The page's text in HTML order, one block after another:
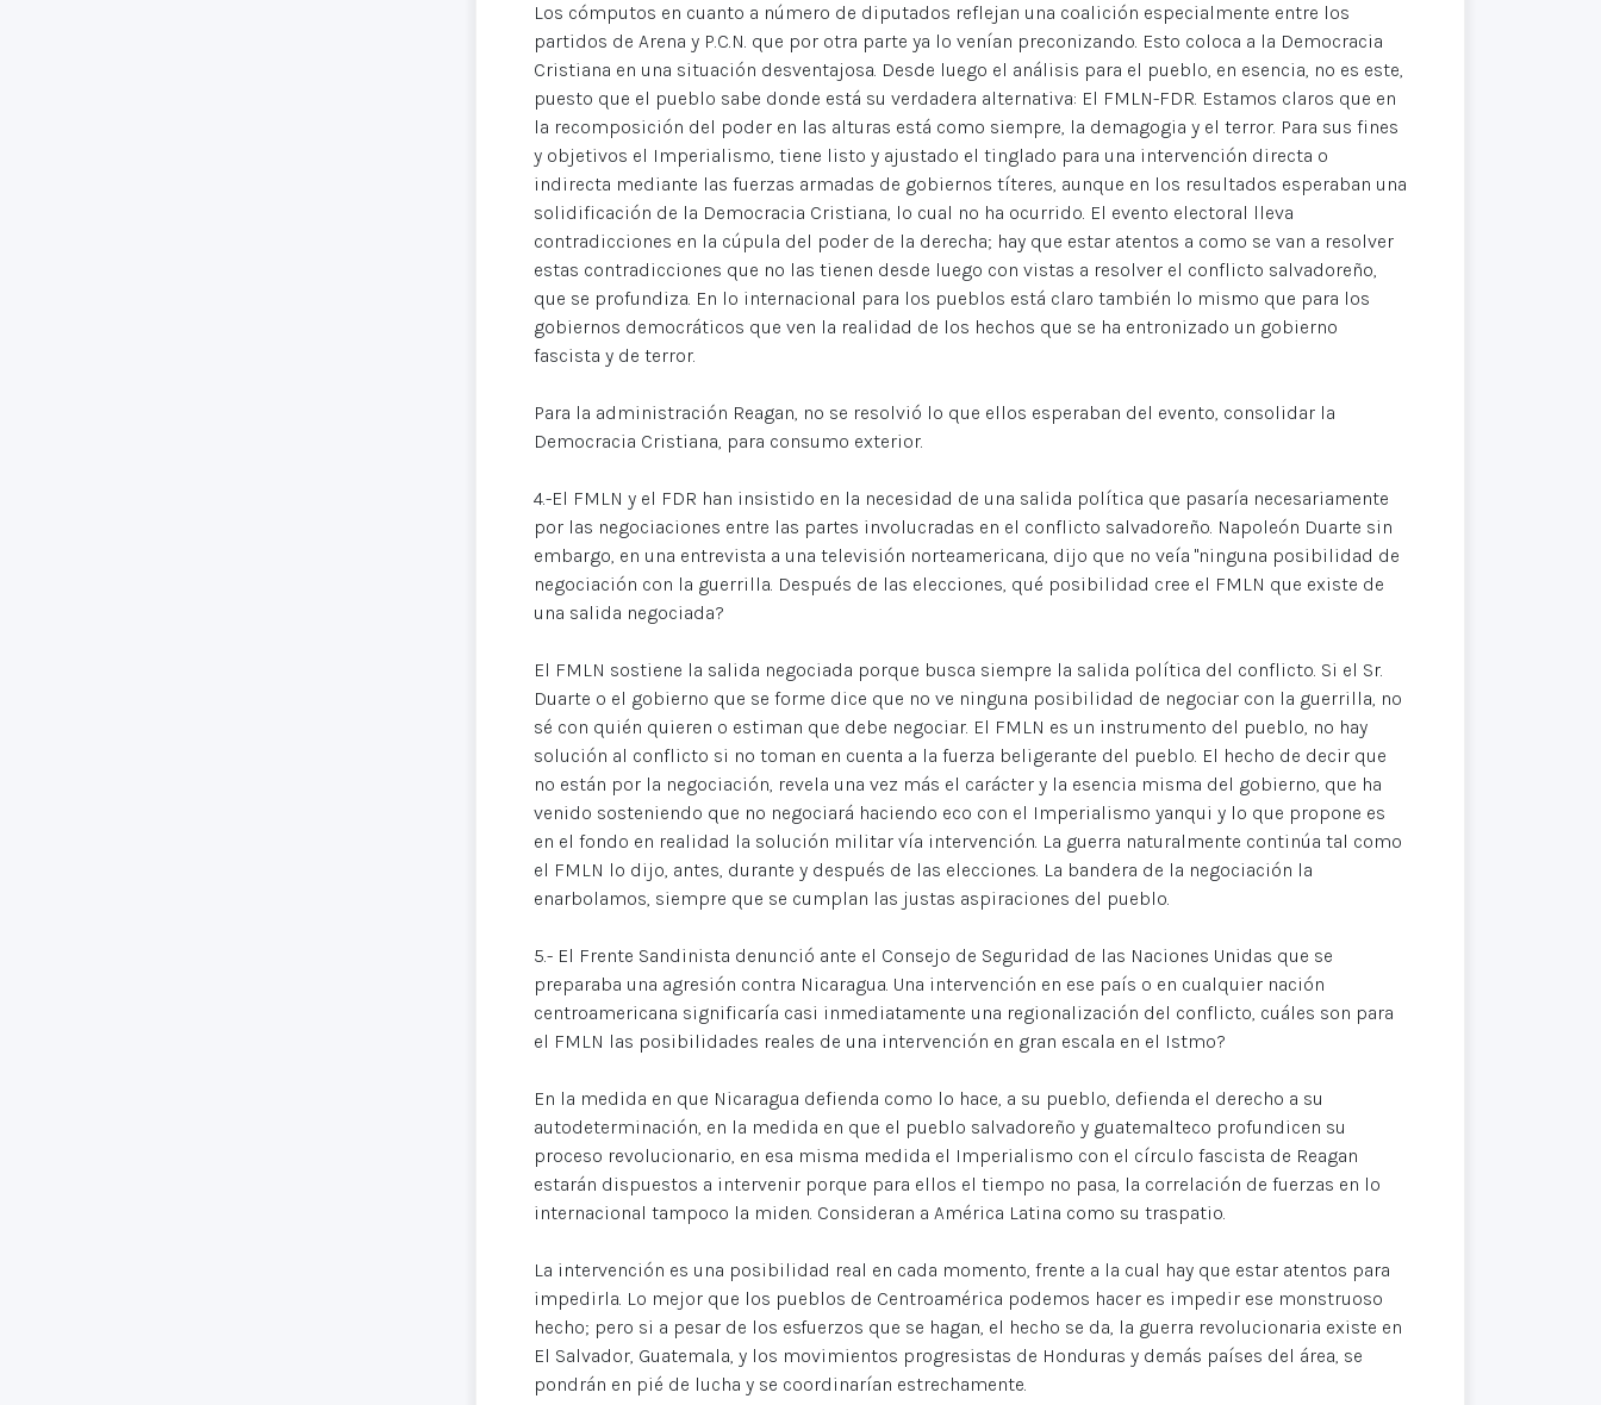
Los cómputos en cuanto a número de diputados reflejan una coalición especialmente entre los
partidos de Arena y P.C.N. que por otra parte ya lo venían preconizando. Esto coloca a la Democracia
Cristiana en una situación desventajosa. Desde luego el análisis para el pueblo, en esencia, no es este,
puesto que el pueblo sabe donde está su verdadera alternativa: El FMLN-FDR. Estamos claros que en
la recomposición del poder en las alturas está como siempre, la demagogia y el terror. Para sus fines
y objetivos el Imperialismo, tiene listo y ajustado el tinglado para una intervención directa o
indirecta mediante las fuerzas armadas de gobiernos títeres, aunque en los resultados esperaban una
solidificación de la Democracia Cristiana, lo cual no ha ocurrido. El evento electoral lleva
contradicciones en la cúpula del poder de la derecha; hay que estar atentos a como se van a resolver
estas contradicciones que no las tienen desde luego con vistas a resolver el conflicto salvadoreño,
que se profundiza. En lo internacional para los pueblos está claro también lo mismo que para los
gobiernos democráticos que ven la realidad de los hechos que se ha entronizado un gobierno
fascista y de terror.
Para la administración Reagan, no se resolvió lo que ellos esperaban del evento, consolidar la
Democracia Cristiana, para consumo exterior.
4.-El FMLN y el FDR han insistido en la necesidad de una salida política que pasaría necesariamente
por las negociaciones entre las partes involucradas en el conflicto salvadoreño. Napoleón Duarte sin
embargo, en una entrevista a una televisión norteamericana, dijo que no veía "ninguna posibilidad de
negociación con la guerrilla. Después de las elecciones, qué posibilidad cree el FMLN que existe de
una salida negociada?
El FMLN sostiene la salida negociada porque busca siempre la salida política del conflicto. Si el Sr.
Duarte o el gobierno que se forme dice que no ve ninguna posibilidad de negociar con la guerrilla, no
sé con quién quieren o estiman que debe negociar. El FMLN es un instrumento del pueblo, no hay
solución al conflicto si no toman en cuenta a la fuerza beligerante del pueblo. El hecho de decir que
no están por la negociación, revela una vez más el carácter y la esencia misma del gobierno, que ha
venido sosteniendo que no negociará haciendo eco con el Imperialismo yanqui y lo que propone es
en el fondo en realidad la solución militar vía intervención. La guerra naturalmente continúa tal como
el FMLN lo dijo, antes, durante y después de las elecciones. La bandera de la negociación la
enarbolamos, siempre que se cumplan las justas aspiraciones del pueblo.
5.- El Frente Sandinista denunció ante el Consejo de Seguridad de las Naciones Unidas que se
preparaba una agresión contra Nicaragua. Una intervención en ese país o en cualquier nación
centroamericana significaría casi inmediatamente una regionalización del conflicto, cuáles son para
el FMLN las posibilidades reales de una intervención en gran escala en el Istmo?
En la medida en que Nicaragua defienda como lo hace, a su pueblo, defienda el derecho a su
autodeterminación, en la medida en que el pueblo salvadoreño y guatemalteco profundicen su
proceso revolucionario, en esa misma medida el Imperialismo con el círculo fascista de Reagan
estarán dispuestos a intervenir porque para ellos el tiempo no pasa, la correlación de fuerzas en lo
internacional tampoco la miden. Consideran a América Latina como su traspatio.
La intervención es una posibilidad real en cada momento, frente a la cual hay que estar atentos para
impedirla. Lo mejor que los pueblos de Centroamérica podemos hacer es impedir ese monstruoso
hecho; pero si a pesar de los esfuerzos que se hagan, el hecho se da, la guerra revolucionaria existe en
El Salvador, Guatemala, y los movimientos progresistas de Honduras y demás países del área, se
pondrán en pié de lucha y se coordinarían estrechamente.